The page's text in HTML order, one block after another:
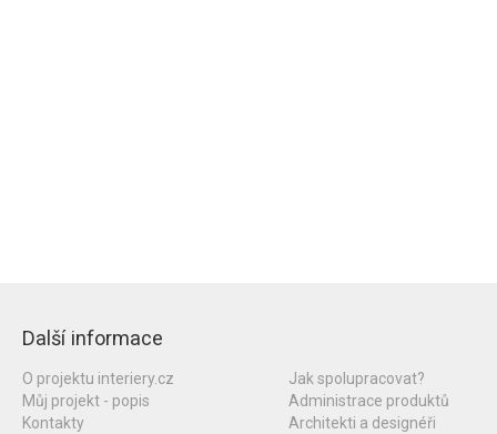
Další informace
O projektu interiery.cz
Můj projekt - popis
Kontakty
Jak spolupracovat?
Administrace produktů
Architekti a designéři